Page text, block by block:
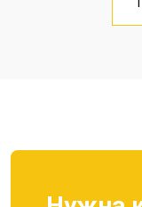
Замена кнопки